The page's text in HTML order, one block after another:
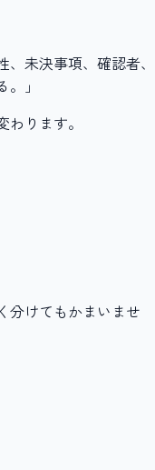
未決事項、確認者、
」
ります。
分けてもかまいませ